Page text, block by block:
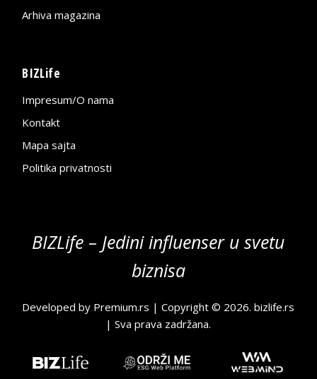
Arhiva magazina
BIZLife
Impresum/O nama
Kontakt
Mapa sajta
Politika privatnosti
BIZLife – Jedini influenser u svetu
biznisa
Developed by Premium.rs | Copyright © 2026.bizlife.rs
| Sva prava zadržana.